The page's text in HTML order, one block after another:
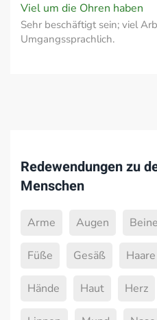
Viel um die Ohren haben
Sehr beschäftigt sein; viel
Umgangssprachlich.
Redewendungen zu
Menschen
Arme Augen Beine
Füße Gesäß Haare
Hände Haut Herz